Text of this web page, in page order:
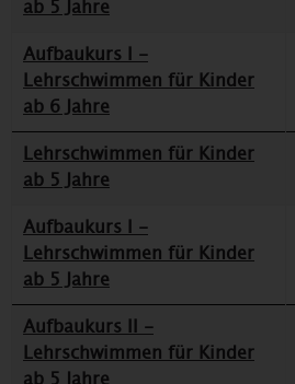
ab 5 Jahre
Aufbaukurs I -
Lehrschwimmen für Kinder
ab 6 Jahre
Lehrschwimmen für Kinder
ab 5 Jahre
Aufbaukurs I -
Lehrschwimmen für Kinder
ab 5 Jahre
Aufbaukurs II -
Lehrschwimmen für Kinder